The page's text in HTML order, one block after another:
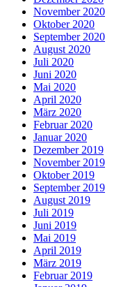
November 2020
Oktober 2020
September 2020
August 2020
Juli 2020
Juni 2020
Mai 2020
April 2020
März 2020
Februar 2020
Januar 2020
Dezember 2019
November 2019
Oktober 2019
September 2019
August 2019
Juli 2019
Juni 2019
Mai 2019
April 2019
März 2019
Februar 2019